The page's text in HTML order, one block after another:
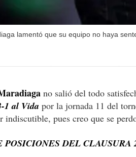
lamentó que su equipo no haya
no salió del todo
1 al Vida por la jornada 11 del
indiscutible, pues creo que se
DEL CLAUSURA